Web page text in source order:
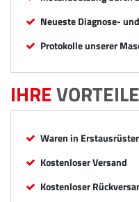
Neueste Diagnose-
Protokolle unserer
IHRE
Waren in
Kostenloser Versand
Kostenloser